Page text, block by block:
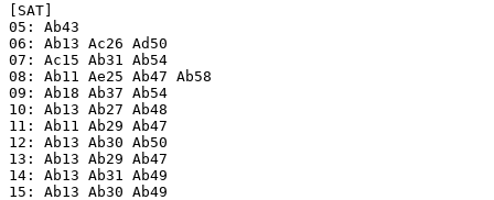
[SAT]
05: Ab43
06: Ab13 Ac26 Ad50
07: Ac15 Ab31 Ab54
08: Ab11 Ae25 Ab47 Ab58
09: Ab18 Ab37 Ab54
10: Ab13 Ab27 Ab48
11: Ab11 Ab29 Ab47
12: Ab13 Ab30 Ab50
13: Ab13 Ab29 Ab47
14: Ab13 Ab31 Ab49
15: Ab13 Ab30 Ab49